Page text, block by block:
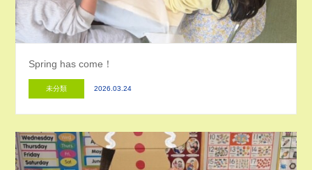
Spring has come！
未分類 2026.03.24